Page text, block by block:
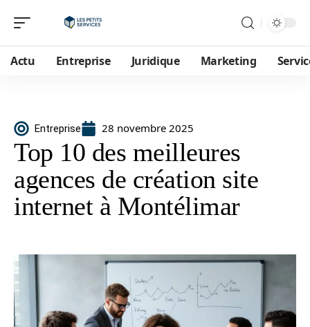
Actu Entreprise Juridique Marketing
Entreprise 28 novembre 2025
Top 10 des meilleures
agences de création site
internet à Montélimar